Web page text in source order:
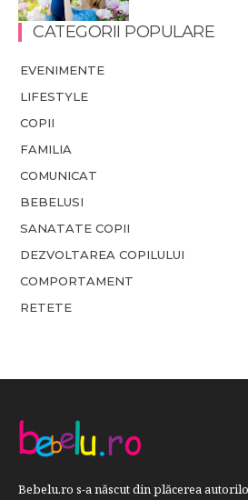
CATEGORII POPULARE
EVENIMENTE
LIFESTYLE
COPII
FAMILIA
COMUNICAT
BEBELUSI
SANATATE COPII
DEZVOLTAREA COPILULUI
COMPORTAMENT
RETETE
Bebelu.ro s-a născut din plăcerea